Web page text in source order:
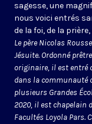
sagesse, une
nous voici entrés
de la foi, de la
Le père Nicolas
Jésuite. Ordonné
originaire, il est entré
dans la communauté
plusieurs Grandes
2020, il est chapelain
Facultés Loyola Pars.